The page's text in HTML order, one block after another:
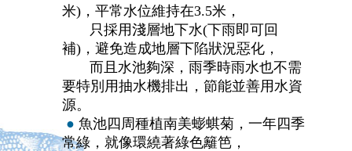
米)，平常水位維持在3.5米，
只採用淺層地下水(下雨即可回
補)，避免造成地層下陷狀況惡化，
而且水池夠深，雨季時雨水也不需
要特別用抽水機排出，節能並善用水資
源。
● 魚池四周種植南美蟛蜞菊，一年四季
常綠，就像環繞著綠色籬笆，